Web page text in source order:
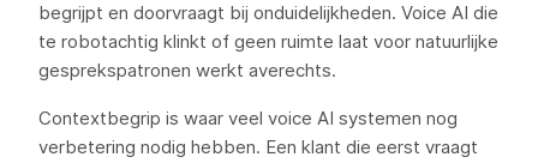
begrijpt en doorvraagt bij onduidelijkheden. Voice AI die
te robotachtig klinkt of geen ruimte laat voor natuurlijke
gesprekspatronen werkt averechts.
Contextbegrip is waar veel voice AI systemen nog
verbetering nodig hebben. Een klant die eerst vraagt